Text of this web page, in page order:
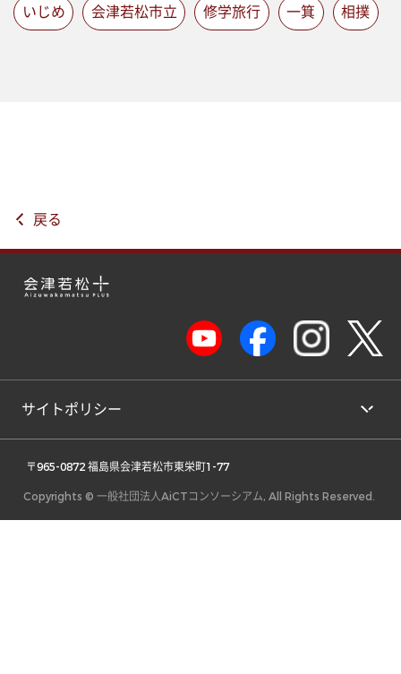
いじめ 会津若松市立 修学旅行 一箕 相撲
戻る
サイトポリシー
〒965-0872 福島県会津若松市東栄町1-77
Copyrights © 一般社団法人AiCTコンソーシアム, All Rights Reserved.